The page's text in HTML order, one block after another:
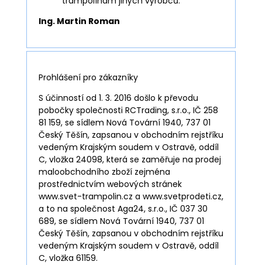
Ing. Martin Roman
Prohlášení pro zákazníky
S účinností od 1. 3. 2016 došlo k převodu
pobočky společnosti RCTrading, s.r.o., IČ 258
81 159, se sídlem Nová Tovární 1940, 737 01
Český Těšín, zapsanou v obchodním rejstříku
vedeným Krajským soudem v Ostravě, oddíl
C, vložka 24098, která se zaměřuje na prodej
maloobchodního zboží zejména
prostřednictvím webových stránek
www.svet-trampolin.cz a www.svetprodeti.cz,
a to na společnost Aga24, s.r.o., IČ 037 30
689, se sídlem Nová Tovární 1940, 737 01
Český Těšín, zapsanou v obchodním rejstříku
vedeným Krajským soudem v Ostravě, oddíl
C, vložka 61159.